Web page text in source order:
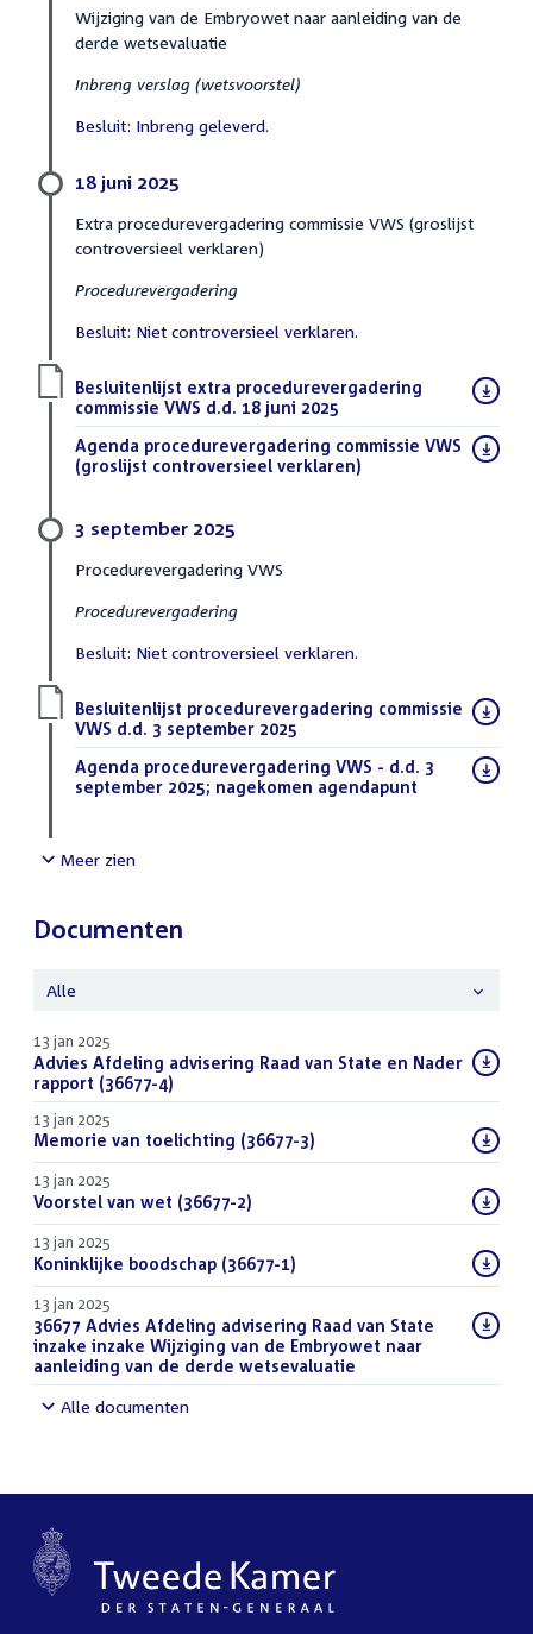
Wijziging van de Embryowet naar aanleiding van de
derde wetsevaluatie
Inbreng verslag (wetsvoorstel)
Besluit: Inbreng geleverd.
18 juni 2025
Extra procedurevergadering commissie VWS (groslijst
controversieel verklaren)
Procedurevergadering
Besluit: Niet controversieel verklaren.
Download
bestand:
Besluitenlijst extra procedurevergadering
commissie VWS d.d. 18 juni 2025
Download
bestand:
Agenda procedurevergadering commissie VWS
(groslijst controversieel verklaren)
3 september 2025
Procedurevergadering VWS
Procedurevergadering
Besluit: Niet controversieel verklaren.
Download
bestand:
Besluitenlijst procedurevergadering commissie
VWS d.d. 3 september 2025
Download
bestand:
Agenda procedurevergadering VWS - d.d. 3
september 2025; nagekomen agendapunt
Meer zien
Documenten
Alle
13 jan 2025
Download
bestand:
Advies Afdeling advisering Raad van State en Nader
rapport (36677-4)
13 jan 2025
Download
bestand:
Memorie van toelichting (36677-3)
13 jan 2025
Download
bestand:
Voorstel van wet (36677-2)
13 jan 2025
Download
bestand:
Koninklijke boodschap (36677-1)
13 jan 2025
Download
bestand:
36677 Advies Afdeling advisering Raad van State
inzake inzake Wijziging van de Embryowet naar
aanleiding van de derde wetsevaluatie
Alle documenten